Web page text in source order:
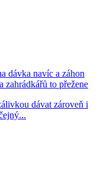
dávka navíc a záhon
zahrádkářů to přežene
dávat zároveň i